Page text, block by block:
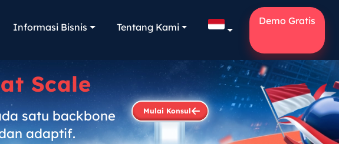
Informasi Bisnis Tentang Kami
Demo Gratis
Scale
satu backbone
adaptif.
Mulai Konsul